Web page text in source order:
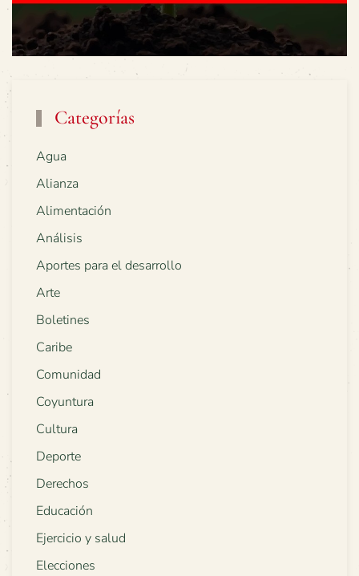
Categorías
Agua
Alianza
Alimentación
Análisis
Aportes para el desarrollo
Arte
Boletines
Caribe
Comunidad
Coyuntura
Cultura
Deporte
Derechos
Educación
Ejercicio y salud
Elecciones